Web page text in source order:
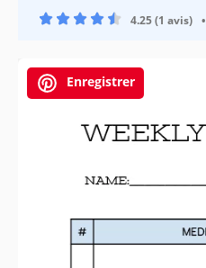
4.25 (1 avis) •
Enregistrer